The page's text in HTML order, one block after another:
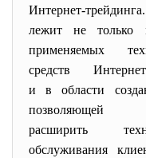
Интернет-
лежит не только
применяемых
средств
и в области
расширить
обслуживания